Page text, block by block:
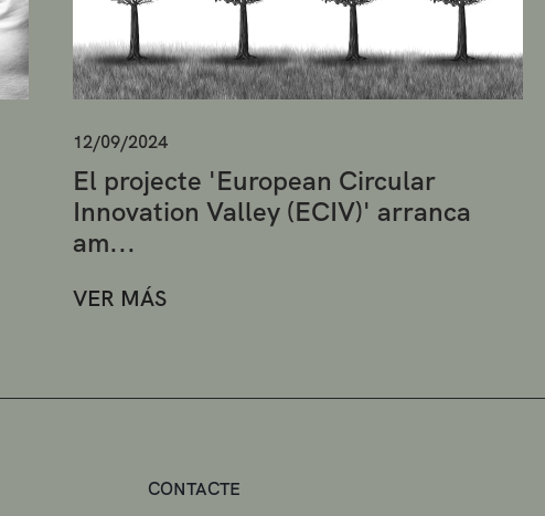
12/09/2024
El projecte 'European Circular
Innovation Valley (ECIV)' arranca
am...
VER MÁS
CONTACTE